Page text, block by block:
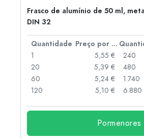
Frasco de alumínio de 50 ml,
DIN 32
Quantidade Preço por peça
1
5,55 €
20
5,39 €
60
5,24 €
120
5,10 €
240
480
1.740
6.880
Pormenores